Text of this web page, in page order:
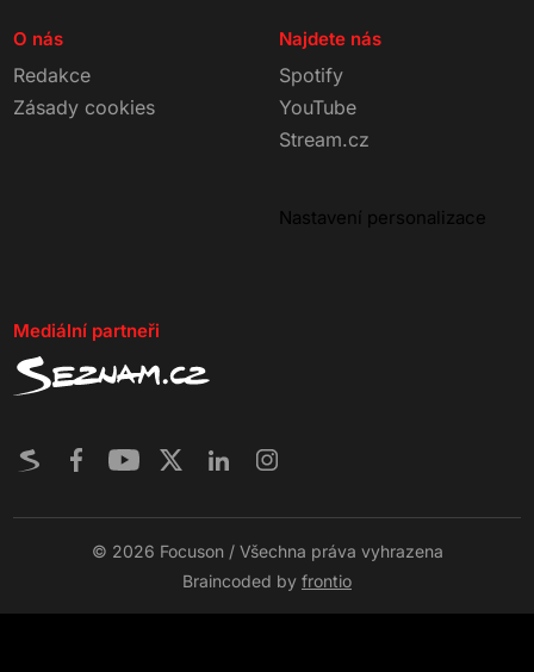
O nás
Redakce
Zásady cookies
Najdete nás
Spotify
YouTube
Stream.cz
Nastavení personalizace
Mediální partneři
© 2026 Focuson / Všechna práva vyhrazena
Braincoded by frontio